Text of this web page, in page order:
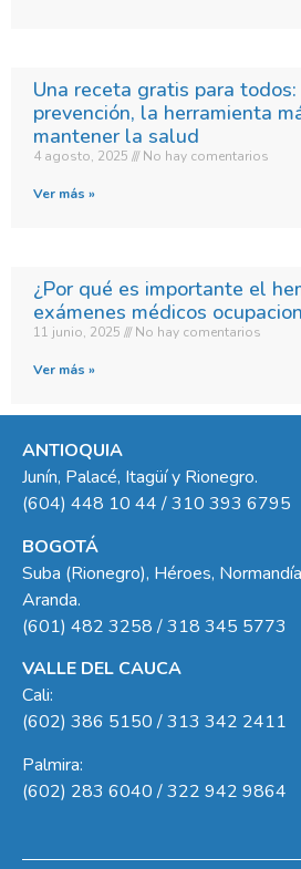
Una receta gratis para
prevención, la herramienta
mantener la salud
4 agosto, 2025 No hay comentarios
Ver más »
¿Por qué es importante el
exámenes médicos
11 junio, 2025 No hay comentarios
Ver más »
ANTIOQUIA
Junín, Palacé, Itagüí y Rionegro.
(604) 448 10 44 / 310 393 6795
BOGOTÁ
Suba (Rionegro), Héroes,
Aranda.
(601) 482 3258 / 318 345 5773
VALLE DEL CAUCA
Cali:
(602) 386 5150 / 313 342 2411
Palmira:
(602) 283 6040 / 322 942 9864